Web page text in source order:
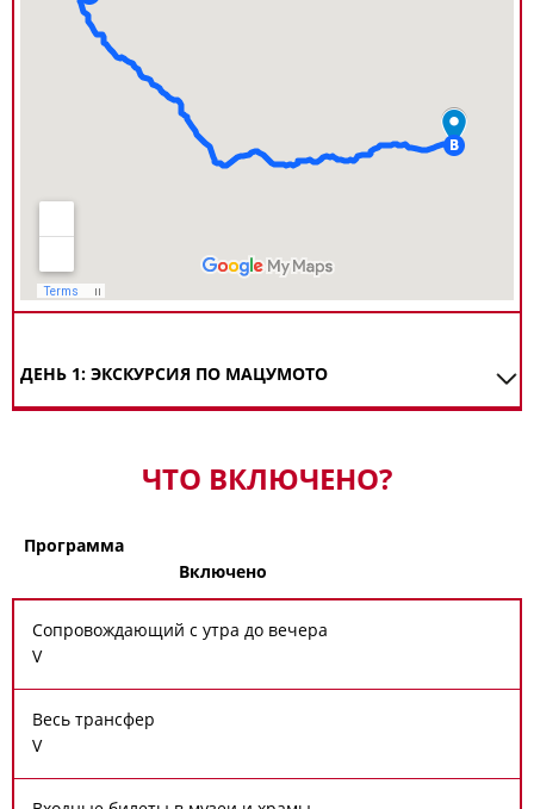
ДЕНЬ 1: ЭКСКУРСИЯ ПО МАЦУМОТО
ЧТО ВКЛЮЧЕНО?
Программа
Включено
Сопровождающий с утра до вечера
V
Весь трансфер
V